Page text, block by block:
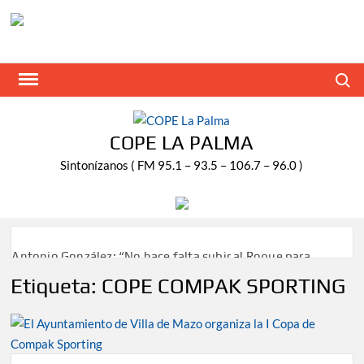
COPE LA PALMA
Sintonízanos ( FM 95.1 – 93.5 – 106.7 – 96.0 )
Antonio González: “No hace falta subir al Roque para
voz a la actualidad de la Diócesis
Etiqueta: COPE COMPAK SPORTING